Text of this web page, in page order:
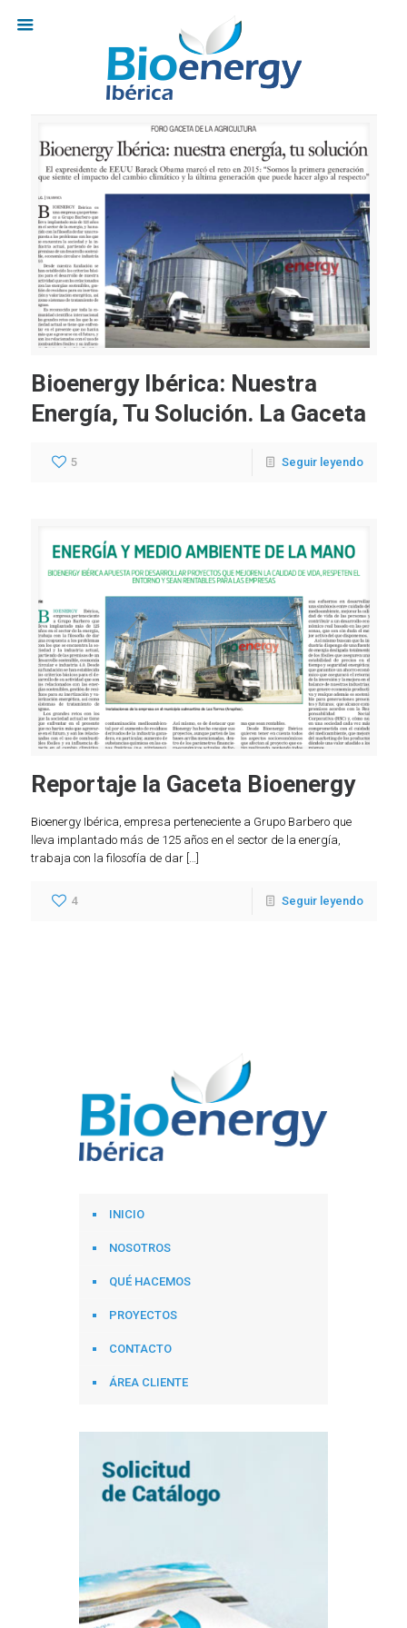
Bioenergy Ibérica: Nuestra
Energía, Tu Solución. La Gaceta
5 Seguir leyendo
Reportaje la Gaceta Bioenergy
Bioenergy Ibérica, empresa perteneciente a Grupo Barbero que
lleva implantado más de 125 años en el sector de la energía,
trabaja con la filosofía de dar […]
4 Seguir leyendo
INICIO
NOSOTROS
QUÉ HACEMOS
PROYECTOS
CONTACTO
ÁREA CLIENTE